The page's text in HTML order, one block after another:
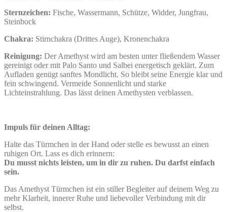
Sternzeichen: Fische, Wassermann, Schütze, Widder, Jungfrau,
Steinbock
Chakra: Stirnchakra (Drittes Auge), Kronenchakra
Reinigung: Der Amethyst wird am besten unter fließendem Wasser
gereinigt oder mit Palo Santo und Salbei energetisch geklärt. Zum
Aufladen genügt sanftes Mondlicht. So bleibt seine Energie klar und
fein schwingend. Vermeide Sonnenlicht und starke
Lichteinstrahlung. Das lässt deinen Amethysten verblassen.
Impuls für deinen Alltag:
Halte das Türmchen in der Hand oder stelle es bewusst an einen
ruhigen Ort. Lass es dich erinnern:
Du musst nichts leisten, um in dir zu ruhen. Du darfst einfach
sein.
Das Amethyst Türmchen ist ein stiller Begleiter auf deinem Weg zu
mehr Klarheit, innerer Ruhe und liebevoller Verbindung mit dir
selbst.